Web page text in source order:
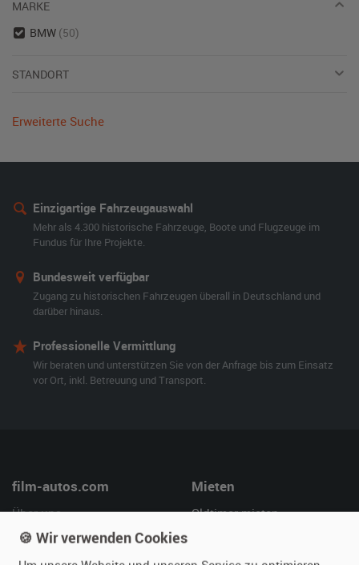
MARKE
BMW (50)
STANDORT
Erweiterte Suche
Einzigartige Fahrzeugauswahl
Mehr als 4.300 historische Fahrzeuge, Boote und Flugzeuge im
Fundus für Ihre Projekte.
Bundesweit verfügbar
Zugang zu historischen Fahrzeugen überall in Deutschland und
darüber hinaus.
Professionelle Vermittlung
Wir beraten und unterstützen Sie von der Anfrage bis zum Einsatz
vor Ort, inkl. Betreuung und Transport.
film-autos.com
Über uns
Leistungen
Referenzen
Mieten
Oldtimer mieten
Fragen für Mieter
🍪 Wir verwenden Cookies